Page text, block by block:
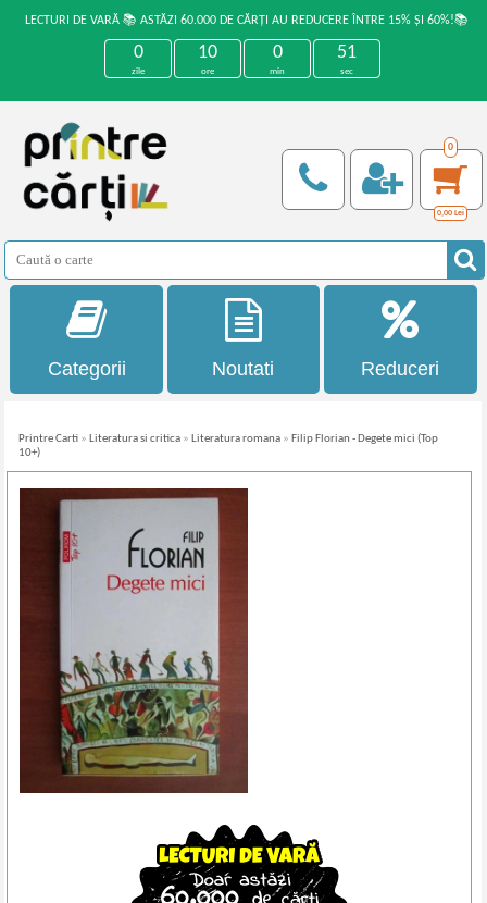
LECTURI DE VARĂ 📚 ASTĂZI 60.000 DE CĂRȚI AU REDUCERE ÎNTRE 15% ȘI 60%!📚
0
zile
10
ore
0
min
51
sec
0
0,00 Lei
Categorii Noutati Reduceri
Printre Carti » Literatura si critica » Literatura romana » Filip Florian - Degete mici (Top
10+)